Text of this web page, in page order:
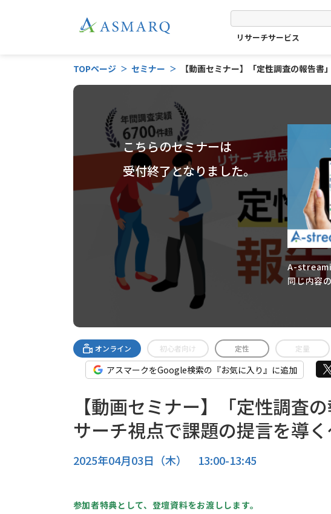
リサーチサービス
TOPページ セミナー 【動画セミナー】「定性調査の報告
こちらのセミナーは
受付終了となりました。
A-
同じ内容
オンライン 初心者向け 定性 定量
アスマークをGoogle検索の『お気に入り』に追加
【動画セミナー】「定性調査
サーチ視点で課題の提言を導
2025年04月03日（木） 13:00-13:45
参加者特典として、登壇資料をお渡しします。